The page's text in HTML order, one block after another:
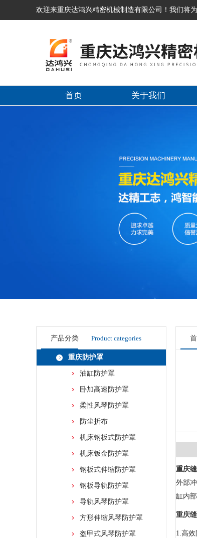
欢迎来重庆达鸿兴精密机械制造有限公司！我们将
首页 关于我们
产品分类 Product categories
重庆防护罩
油缸防护罩
卧加高速防护罩
柔性风琴防护罩
防尘折布
机床钢板式防护罩
机床钣金防护罩
钢板式伸缩防护罩
钢板导轨防护罩
导轨风琴防护罩
方形伸缩风琴防护罩
盔甲式风琴防护罩
重庆
外部
缸内
重庆
1.高